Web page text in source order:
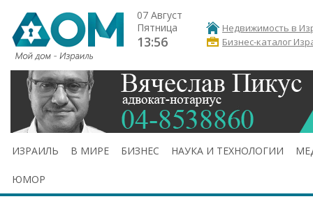
07 Август
Пятница
13:56
Недвижимость в
Бизнес-каталог
ИЗРАИЛЬ В МИРЕ БИЗНЕС НАУКА И ТЕХНОЛОГИИ
ЮМОР